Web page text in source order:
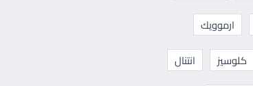
ارموويك
كلوسيز
انتنال